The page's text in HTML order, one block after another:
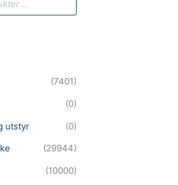
(7401)
(0)
utstyr
(0)
(29944)
(10000)